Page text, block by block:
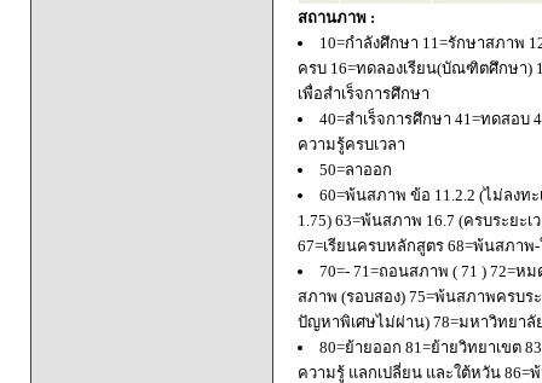
สถานภาพ :
10=กำลังศึกษา 11=รักษาสภาพ
ครบ 16=ทดลองเรียน(บัณฑิตศึกษา)
เพื่อสำเร็จการศึกษา
40=สำเร็จการศึกษา 41=ทดสอบ
ความรู้ครบเวลา
50=ลาออก
60=พ้นสภาพ ข้อ 11.2.2 (ไม่ลงท
1.75) 63=พ้นสภาพ 16.7 (ครบระยะ
67=เรียนครบหลักสูตร 68=พ้นสภา
70=- 71=ถอนสภาพ ( 71 ) 72=
สภาพ (รอบสอง) 75=พ้นสภาพครบ
ปัญหาพิเศษไม่ผ่าน) 78=มหาวิทยา
80=ย้ายออก 81=ย้ายวิทยาเขต
ความรู้ แลกเปลี่ยน และใต้หวัน